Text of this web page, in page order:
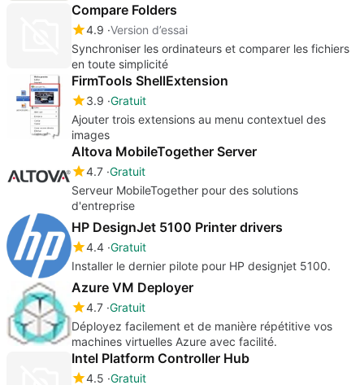
Compare Folders
4.9 Version d’essai
Synchroniser les ordinateurs et comparer les fichiers
en toute simplicité
FirmTools ShellExtension
3.9 Gratuit
Ajouter trois extensions au menu contextuel des
images
Altova MobileTogether Server
4.7 Gratuit
Serveur MobileTogether pour des solutions
d'entreprise
HP DesignJet 5100 Printer drivers
4.4 Gratuit
Installer le dernier pilote pour HP designjet 5100.
Azure VM Deployer
4.7 Gratuit
Déployez facilement et de manière répétitive vos
machines virtuelles Azure avec facilité.
Intel Platform Controller Hub
4.5 Gratuit